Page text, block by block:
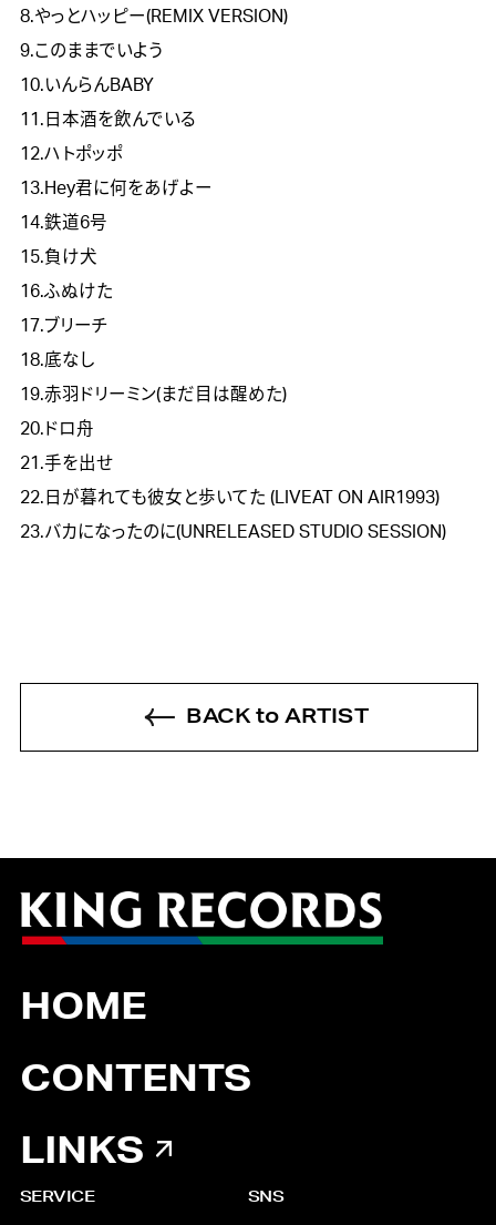
8.やっとハッピー(REMIX VERSION)
9.このままでいよう
10.いんらんBABY
11.日本酒を飲んでいる
12.ハトポッポ
13.Hey君に何をあげよー
14.鉄道6号
15.負け犬
16.ふぬけた
17.ブリーチ
18.底なし
19.赤羽ドリーミン(まだ目は醒めた)
20.ドロ舟
21.手を出せ
22.日が暮れても彼女と歩いてた (LIVEAT ON AIR1993)
23.バカになったのに(UNRELEASED STUDIO SESSION)
BACK to ARTIST
HOME
CONTENTS
LINKS
SERVICE SNS